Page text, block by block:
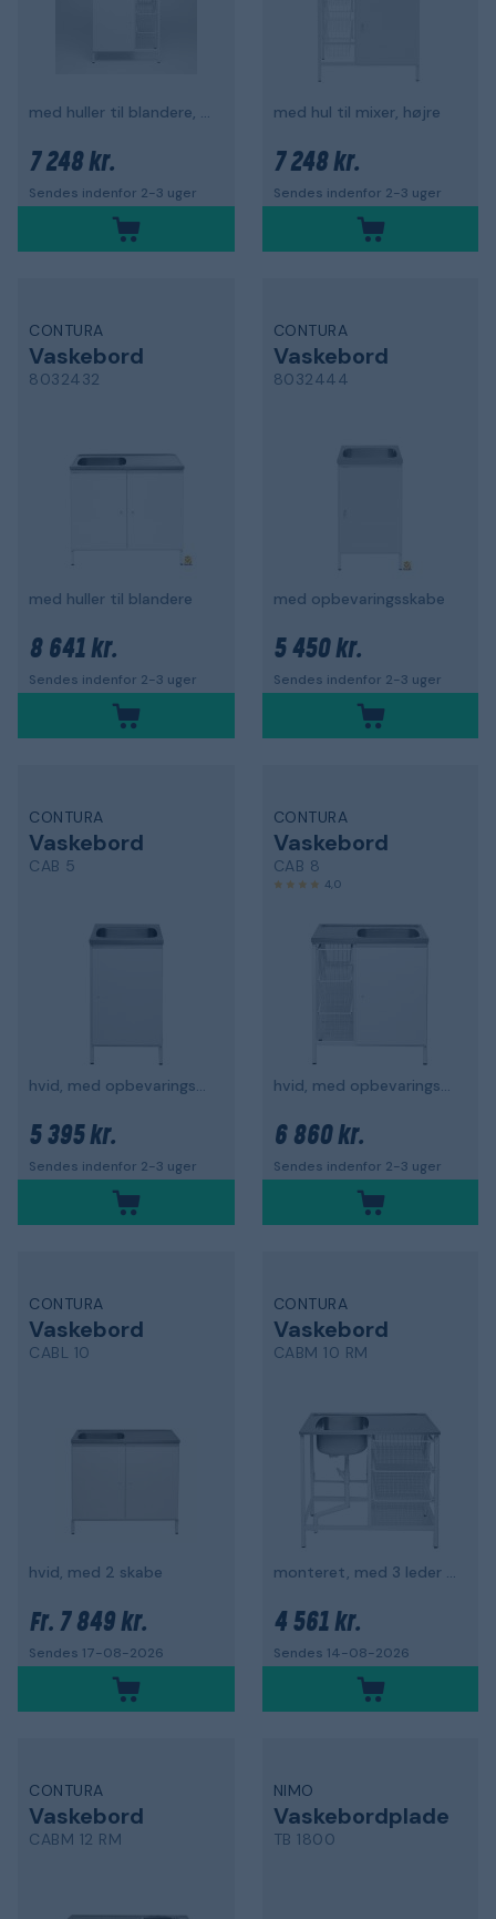
med huller til blandere, venstre
7 248 kr.
Sendes indenfor 2-3 uger
med hul til mixer, højre
7 248 kr.
Sendes indenfor 2-3 uger
CONTURA
Vaskebord
8032432
med huller til blandere
8 641 kr.
Sendes indenfor 2-3 uger
CONTURA
Vaskebord
8032444
med opbevaringsskabe
5 450 kr.
Sendes indenfor 2-3 uger
CONTURA
Vaskebord
CAB 5
hvid, med opbevaringsskab
5 395 kr.
Sendes indenfor 2-3 uger
CONTURA
Vaskebord
CAB 8
4,0
hvid, med opbevaringsskab og 3 trådbakker
6 860 kr.
Sendes indenfor 2-3 uger
CONTURA
Vaskebord
CABL 10
hvid, med 2 skabe
Fr. 7 849 kr.
Sendes 17-08-2026
CONTURA
Vaskebord
CABM 10 RM
monteret, med 3 leder bagside
4 561 kr.
Sendes 14-08-2026
CONTURA
Vaskebord
CABM 12 RM
NIMO
Vaskebordplade
TB 1800